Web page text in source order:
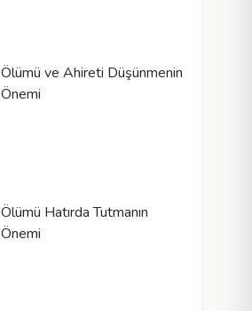
Ölümü ve Ahireti Düşünmenin
Önemi
Ölümü Hatırda Tutmanın
Önemi